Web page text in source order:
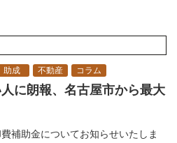
助成 不動産 コラム
に朗報、名古屋市から最大
補助金についてお知らせいたしま